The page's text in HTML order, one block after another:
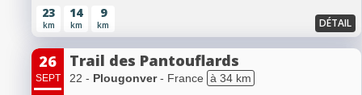
23
km
14
km
9
km DÉTAIL
26
SEPT
Trail des Pantouflards
22 - Plougonver- France à 34 km